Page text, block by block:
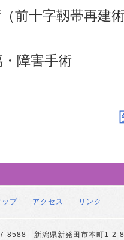
前十字靱帯再建
障害手術
ップ アクセス リンク
8588 新潟県新発田市本町1-